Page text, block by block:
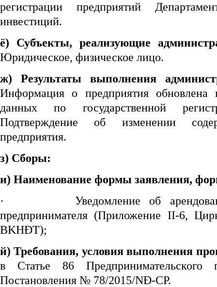
регистрации предприятий
инвестиций.
ё) Субъекты, реализующие
Юридическое, физическое лицо.
ж) Результаты выполнения
Информация о предприятия обновлена
данных по государственной
Подтверждение об изменении
предприятия.
з) Сборы:
и) Наименование формы заявления,
· Уведомление об
предпринимателя (Приложение II-6,
BKHĐT);
й)Требования, условия выполнения
в Статье 86
Постановления № 78/2015/NĐ-CP.